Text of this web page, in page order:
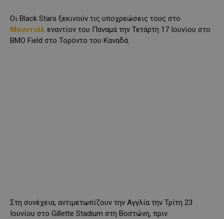
Οι Black Stars ξεκινούν τις υποχρεώσεις τους στο
Μουντιάλ εναντίον του Παναμά την Τετάρτη 17 Ιουνίου στο
BMO Field στο Τορόντο του Καναδά.
Στη συνέχεια, αντιμετωπίζουν την Αγγλία την Τρίτη 23
Ιουνίου στο Gillette Stadium στη Βοστώνη, πριν